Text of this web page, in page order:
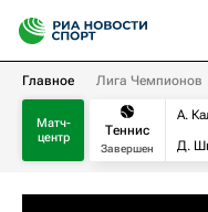
Главное Лига Чемпионов
Матч-
центр
Теннис
Завершен
А.
Д.